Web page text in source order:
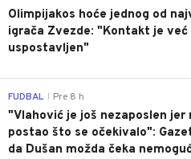
Olimpijakos hoće jednog od
igrača Zvezde: "Kontakt je već
uspostavljen"
FUDBAL Pre 8 h
"Vlahović je još nezaposlen jer
postao što se očekivalo":
da Dušan možda čeka